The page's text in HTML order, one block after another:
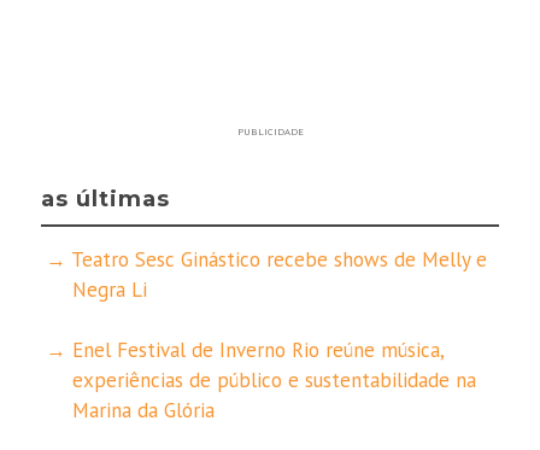
PUBLICIDADE
as últimas
Teatro Sesc Ginástico recebe shows de Melly e
Negra Li
Enel Festival de Inverno Rio reúne música,
experiências de público e sustentabilidade na
Marina da Glória